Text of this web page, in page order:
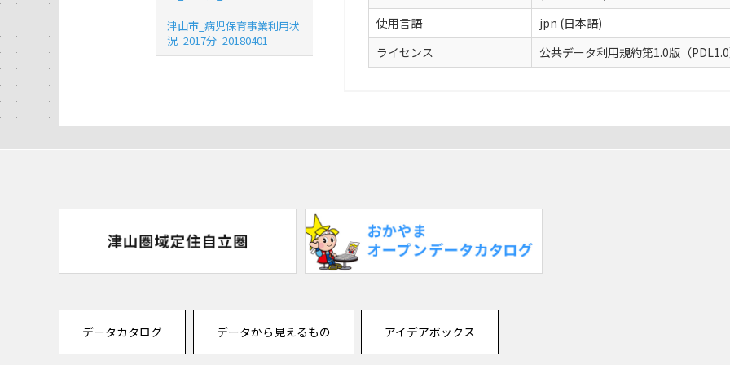
使用言語
jpn (日本語)
ライセンス
公共データ利用規約第1.0版（
津山市_病児保育事業利用状
況_2017分_20180401
データカタログ データから見えるもの アイデアボックス